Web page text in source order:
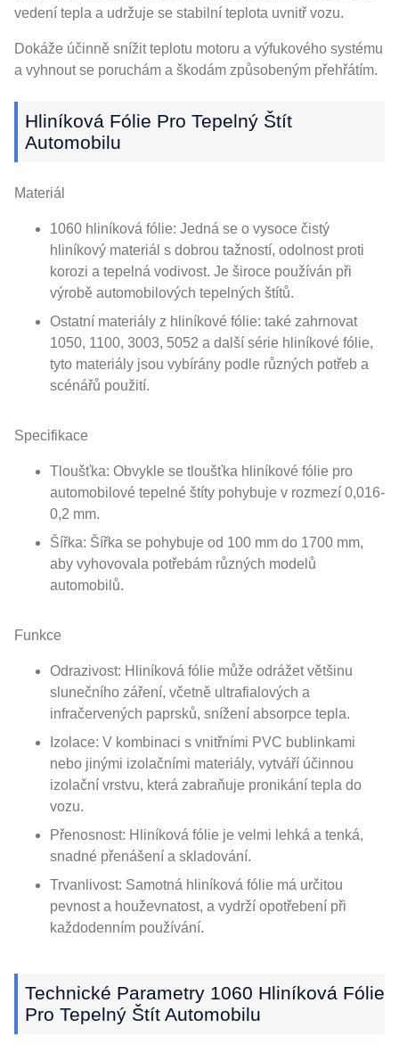
vedení tepla a udržuje se stabilní teplota uvnitř vozu.
Dokáže účinně snížit teplotu motoru a výfukového systému
a vyhnout se poruchám a škodám způsobeným přehřátím.
Hliníková Fólie Pro Tepelný Štít
Automobilu
Materiál
1060 hliníková fólie: Jedná se o vysoce čistý
hliníkový materiál s dobrou tažností, odolnost proti
korozi a tepelná vodivost. Je široce používán při
výrobě automobilových tepelných štítů.
Ostatní materiály z hliníkové fólie: také zahrnovat
1050, 1100, 3003, 5052 a další série hliníkové fólie,
tyto materiály jsou vybírány podle různých potřeb a
scénářů použití.
Specifikace
Tloušťka: Obvykle se tloušťka hliníkové fólie pro
automobilové tepelné štíty pohybuje v rozmezí 0,016-
0,2 mm.
Šířka: Šířka se pohybuje od 100 mm do 1700 mm,
aby vyhovovala potřebám různých modelů
automobilů.
Funkce
Odrazivost: Hliníková fólie může odrážet většinu
slunečního záření, včetně ultrafialových a
infračervených paprsků, snížení absorpce tepla.
Izolace: V kombinaci s vnitřními PVC bublinkami
nebo jinými izolačními materiály, vytváří účinnou
izolační vrstvu, která zabraňuje pronikání tepla do
vozu.
Přenosnost: Hliníková fólie je velmi lehká a tenká,
snadné přenášení a skladování.
Trvanlivost: Samotná hliníková fólie má určitou
pevnost a houževnatost, a vydrží opotřebení při
každodenním používání.
Technické Parametry 1060 Hliníková Fólie
Pro Tepelný Štít Automobilu